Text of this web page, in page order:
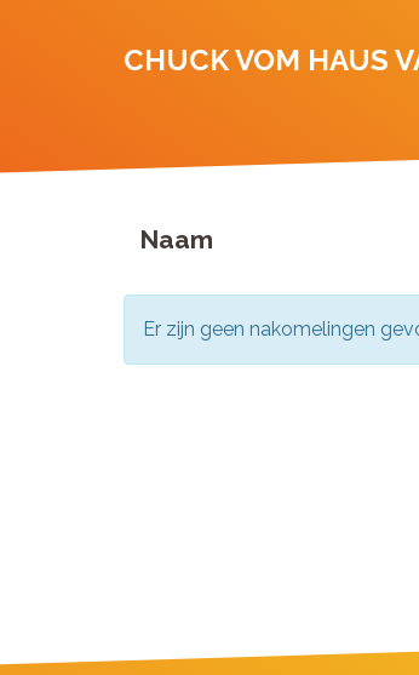
CHUCK VOM HAUS
Naam
Er zijn geen nakomelingen